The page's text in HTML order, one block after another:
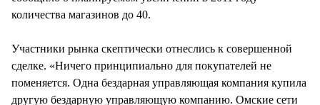
количества магазинов до 40.
Участники рынка скептически отнеслись к совершенной
сделке. «Ничего принципиально для покупателей не
поменяется. Одна бездарная управляющая компания купила
другую бездарную управляющую компанию. Омские сети